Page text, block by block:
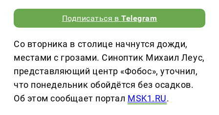
Подписаться вTelegram
Со вторника в столице начнутся дожди,
местами с грозами. Синоптик Михаил Леус,
представляющий центр «Фобос», уточнил,
что понедельник обойдётся без осадков.
Об этом сообщает портал MSK1.RU.